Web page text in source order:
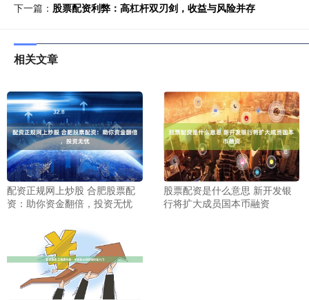
下一篇： 股票配资利弊：高杠杆双刃剑，收益与风险并存
相关文章
配资正规网上炒股 合肥股票配
资：助你资金翻倍，投资无忧
股票配资是什么意思 新开发银
行将扩大成员国本币融资